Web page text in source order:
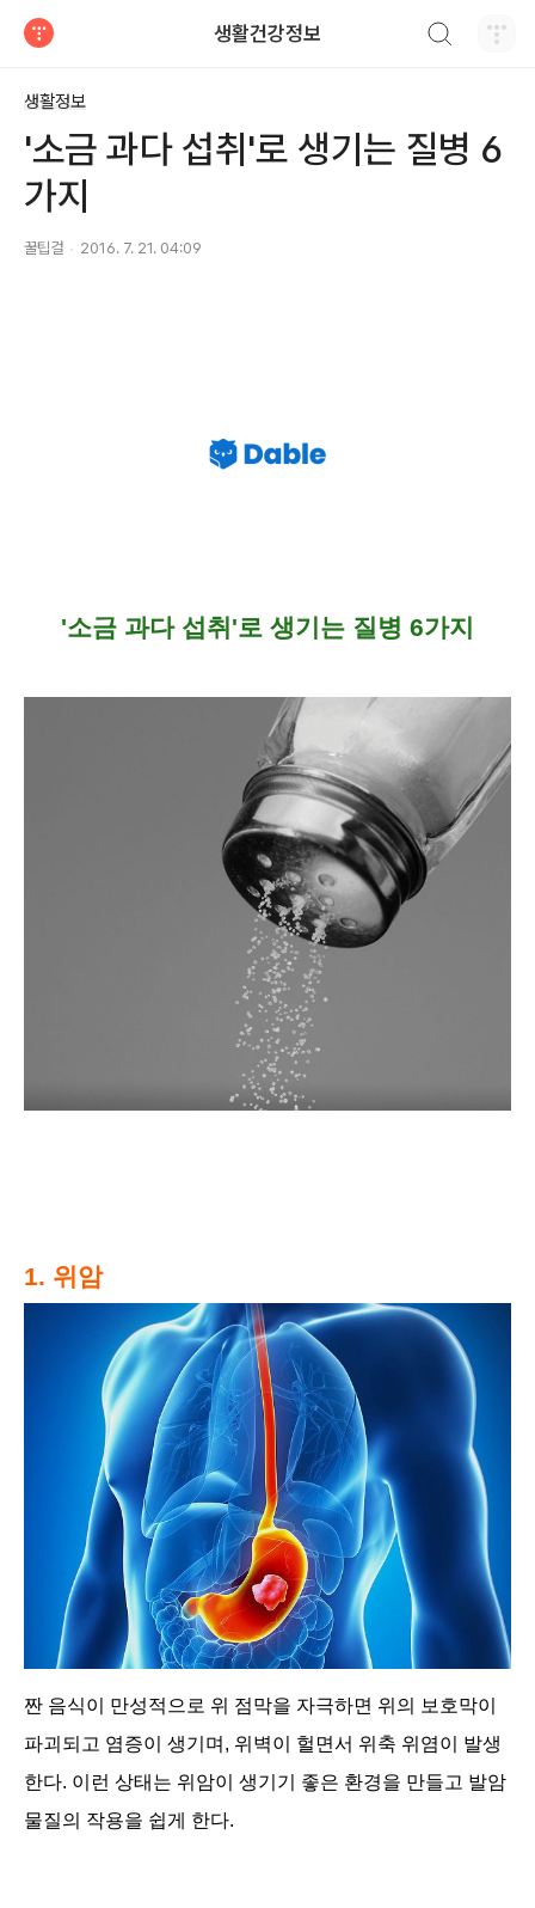
생활건강정보
생활정보
'소금 과다 섭취'로 생기는 질병 6
가지
꿀팁걸 2016. 7. 21. 04:09
'소금 과다 섭취'로 생기는 질병 6가지
1. 위암
짠 음식이 만성적으로 위 점막을 자극하면 위의 보호막이
파괴되고 염증이 생기며, 위벽이 헐면서 위축 위염이 발생
한다. 이런 상태는 위암이 생기기 좋은 환경을 만들고 발암
물질의 작용을 쉽게 한다.